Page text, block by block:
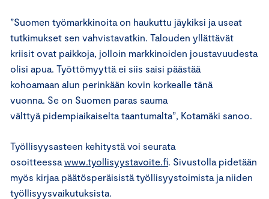
”Suomen työmarkkinoita on haukuttu jäykiksi ja useat
tutkimukset sen vahvistavatkin. Talouden yllättävät
kriisit ovat paikkoja, jolloin markkinoiden joustavuudesta
olisi apua. Työttömyyttä ei siis saisi päästää
kohoamaan alun perinkään kovin korkealle tänä
vuonna. Se on Suomen paras sauma
välttyä pidempiaikaiselta taantumalta”, Kotamäki sanoo.
Työllisyysasteen kehitystä voi seurata
osoitteessa www.tyollisyystavoite.fi. Sivustolla pidetään
myös kirjaa päätösperäisistä työllisyystoimista ja niiden
työllisyysvaikutuksista.